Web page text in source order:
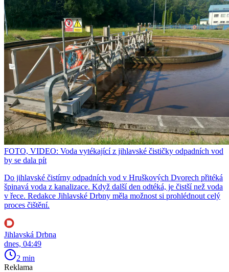
FOTO, VIDEO: Voda vytékající z jihlavské čističky odpadních vod
by se dala pít
Do jihlavské čistírny odpadních vod v Hruškových Dvorech přitéká
špinavá voda z kanalizace. Když další den odtéká, je čistší než voda
v řece. Redakce Jihlavské Drbny měla možnost si prohlédnout celý
proces čištění.
Jihlavská Drbna
dnes, 04:49
2 min
Reklama